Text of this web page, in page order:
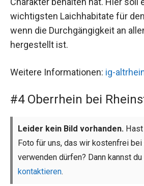
wichtigsten Laichhabitate für
wenn die Durchgängigkeit an
hergestellt ist.
Weitere Informationen: ig-
#4 Oberrhein bei
Leider kein Bild vorhanden.
Foto für uns, das wir kostenfrei bei
verwenden dürfen? Dann kannst
kontaktieren.